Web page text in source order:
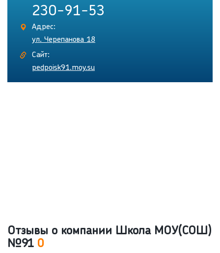
230-91-53
Адрес:
ул. Черепанова 18
Сайт:
pedpoisk91.moy.su
Отзывы о компании Школа МОУ(СОШ)
№91 0